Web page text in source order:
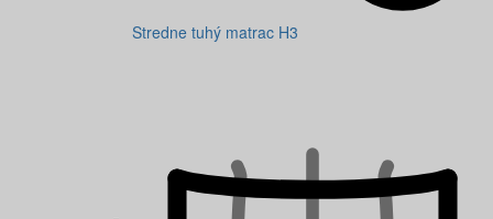
Stredne tuhý matrac H3